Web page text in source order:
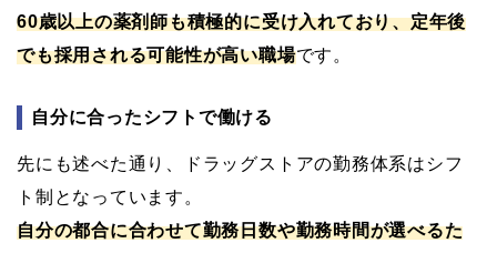
60歳以上の薬剤師も積極的に受け入れており、定年後
でも採用される可能性が高い職場です。
自分に合ったシフトで働ける
先にも述べた通り、ドラッグストアの勤務体系はシフ
ト制となっています。
自分の都合に合わせて勤務日数や勤務時間が選べるた